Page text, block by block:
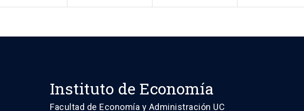
Instituto de Economía
Facultad de Economía y Administración UC